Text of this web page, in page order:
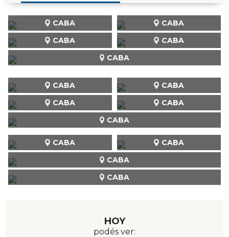
CABA
CABA
CABA
CABA
CABA
CABA CABA
CABA
CABA CABA
CABA
CABA CABA
CABA
HOY
podés ver: